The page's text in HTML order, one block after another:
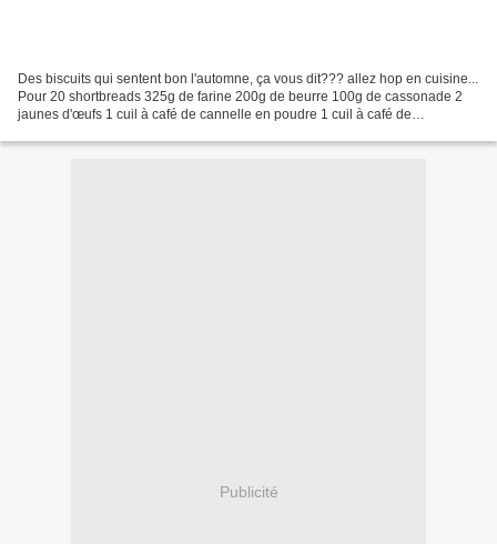
Des biscuits qui sentent bon l'automne, ça vous dit??? allez hop en cuisine...
Pour 20 shortbreads 325g de farine 200g de beurre 100g de cassonade 2
jaunes d'œufs 1 cuil à café de cannelle en poudre 1 cuil à café de
Publicité